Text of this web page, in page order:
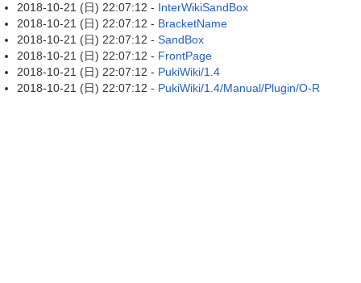
2018-10-21 (日) 22:07:12 - InterWikiSandBox
2018-10-21 (日) 22:07:12 - BracketName
2018-10-21 (日) 22:07:12 - SandBox
2018-10-21 (日) 22:07:12 - FrontPage
2018-10-21 (日) 22:07:12 - PukiWiki/1.4
2018-10-21 (日) 22:07:12 - PukiWiki/1.4/Manual/Plugin/O-R